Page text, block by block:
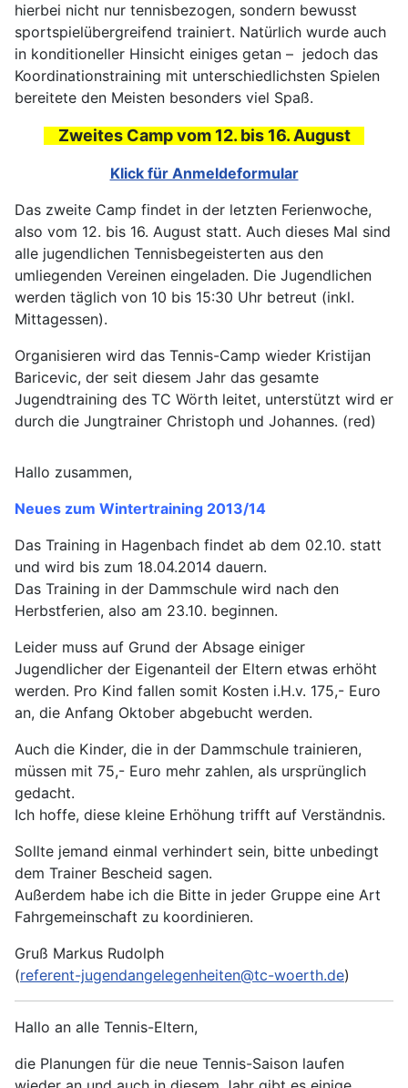
hierbei nicht nur tennisbezogen, sondern bewusst
sportspielübergreifend trainiert. Natürlich wurde auch
in konditioneller Hinsicht einiges getan – jedoch das
Koordinationstraining mit unterschiedlichsten Spielen
bereitete den Meisten besonders viel Spaß.
Zweites Camp vom 12. bis 16. August
Klick für Anmeldeformular
Das zweite Camp findet in der letzten Ferienwoche,
also vom 12. bis 16. August statt. Auch dieses Mal sind
alle jugendlichen Tennisbegeisterten aus den
umliegenden Vereinen eingeladen. Die Jugendlichen
werden täglich von 10 bis 15:30 Uhr betreut (inkl.
Mittagessen).
Organisieren wird das Tennis-Camp wieder Kristijan
Baricevic, der seit diesem Jahr das gesamte
Jugendtraining des TC Wörth leitet, unterstützt wird er
durch die Jungtrainer Christoph und Johannes. (red)
Hallo zusammen,
Neues zum Wintertraining 2013/14
Das Training in Hagenbach findet ab dem 02.10. statt
und wird bis zum 18.04.2014 dauern.
Das Training in der Dammschule wird nach den
Herbstferien, also am 23.10. beginnen.
Leider muss auf Grund der Absage einiger
Jugendlicher der Eigenanteil der Eltern etwas erhöht
werden. Pro Kind fallen somit Kosten i.H.v. 175,- Euro
an, die Anfang Oktober abgebucht werden.
Auch die Kinder, die in der Dammschule trainieren,
müssen mit 75,- Euro mehr zahlen, als ursprünglich
gedacht.
Ich hoffe, diese kleine Erhöhung trifft auf Verständnis.
Sollte jemand einmal verhindert sein, bitte unbedingt
dem Trainer Bescheid sagen.
Außerdem habe ich die Bitte in jeder Gruppe eine Art
Fahrgemeinschaft zu koordinieren.
Gruß Markus Rudolph
(referent-jugendangelegenheiten@tc-woerth.de)
Hallo an alle Tennis-Eltern,
die Planungen für die neue Tennis-Saison laufen